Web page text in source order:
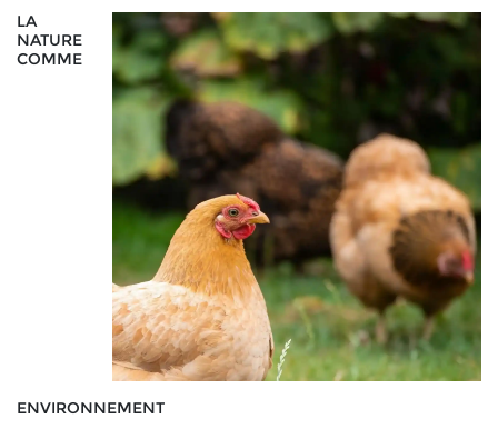
LA
NATURE
COMME
ENVIRONNEMENT